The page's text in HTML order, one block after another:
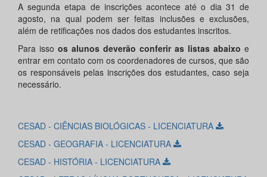
A segunda etapa de inscrições acontece até o dia 31 de
agosto, na qual podem ser feitas inclusões e exclusões,
além de retificações nos dados dos estudantes inscritos.
Para isso os alunos deverão conferir as listas abaixo e
entrar em contato com os coordenadores de cursos, que são
os responsáveis pelas inscrições dos estudantes, caso seja
necessário.
CESAD - CIÊNCIAS BIOLÓGICAS - LICENCIATURA
CESAD - GEOGRAFIA - LICENCIATURA
CESAD - HISTÓRIA - LICENCIATURA